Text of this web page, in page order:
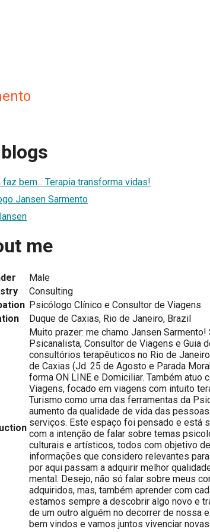
faz bem... Terapia transforma vidas!
Jansen Sarmento
me
Male
Consulting
Psicólogo Clínico e Consultor de Viagens
Duque de Caxias, Rio de Janeiro, Brazil
Muito prazer: me chamo Jansen
Psicanalista, Consultor de Viagens e Guia
consultórios terapêuticos no Rio de
de Caxias (Jd. 25 de Agosto e Parada
forma ON LINE e Domiciliar. Também atuo
Viagens, focado em viagens com intuito
Turismo como uma das ferramentas da
aumento da qualidade de vida das
serviços. Este espaço foi pensado e está
com a intenção de falar sobre temas
culturais e artísticos, todos com objetivo
informações que considero relevantes
por aqui passam a adquirir melhor
mental. Desejo, não só falar sobre meus
adquiridos, mas, também aprender com
estamos sempre a descobrir algo novo e
de um outro alguém no decorrer de nossa
bem vindos e vamos juntos vivenciar